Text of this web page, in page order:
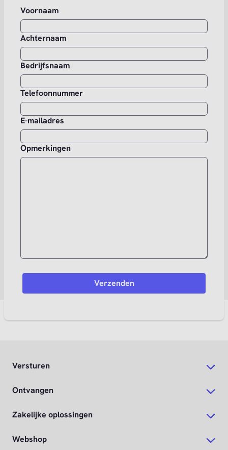
Voornaam
Achternaam
Bedrijfsnaam
Telefoonnummer
E-mailadres
Opmerkingen
Versturen
Ontvangen
Zakelijke oplossingen
Webshop